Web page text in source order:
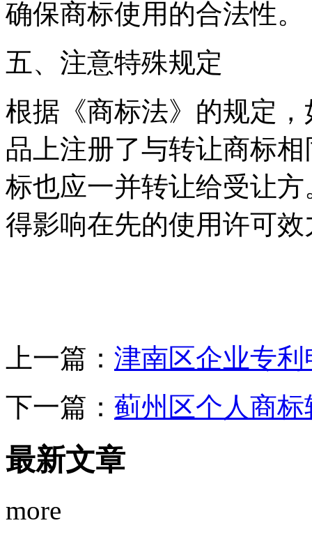
确保商标使用的合法性。
五、注意特殊规定
根据《商标法》的规定
品上注册了与转让商标
标也应一并转让给受让
得影响在先的使用许可
上一篇： 津南区企业专
下一篇： 蓟州区个人商
最新文章
more